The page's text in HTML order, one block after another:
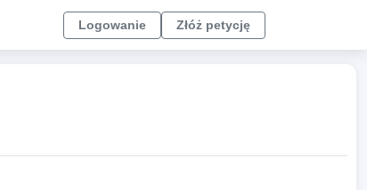
Logowanie Złóż petycję